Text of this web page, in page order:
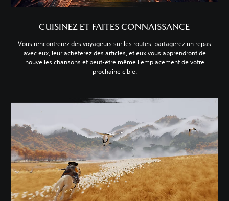
CUISINEZ ET FAITES CONNAISSANCE
Vous rencontrerez des voyageurs sur les routes, partagerez un repas
avec eux, leur achèterez des articles, et eux vous apprendront de
nouvelles chansons et peut-être même l'emplacement de votre
prochaine cible.